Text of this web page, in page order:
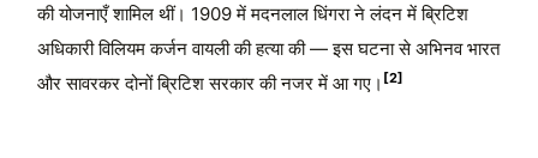
की योजनाएँ शामिल थीं। 1909 में मदनलाल धिंगरा ने लंदन में ब्रिटिश
अधिकारी विलियम कर्जन वायली की हत्या की — इस घटना से अभिनव भारत
और सावरकर दोनों ब्रिटिश सरकार की नजर में आ गए। [2]